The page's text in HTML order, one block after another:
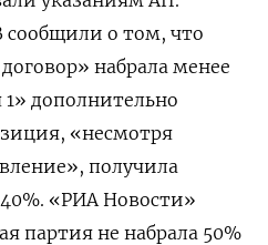
о том, что
набрала менее
1» дополнительно
«несмотря
получила
«РИА Новости»
партия не набрала 50%